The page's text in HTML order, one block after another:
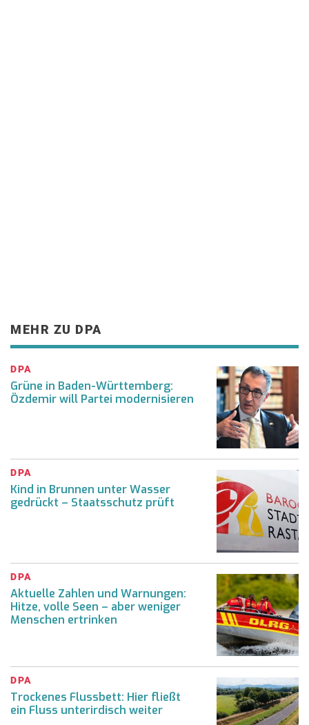
MEHR ZU DPA
DPA
Grüne in Baden-Württemberg:
Özdemir will Partei modernisieren
DPA
Kind in Brunnen unter Wasser
gedrückt – Staatsschutz prüft
DPA
Aktuelle Zahlen und Warnungen:
Hitze, volle Seen – aber weniger
Menschen ertrinken
DPA
Trockenes Flussbett: Hier fließt
ein Fluss unterirdisch weiter